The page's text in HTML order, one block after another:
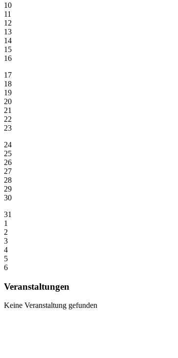
10
11
12
13
14
15
16
17
18
19
20
21
22
23
24
25
26
27
28
29
30
31
1
2
3
4
5
6
Veranstaltungen
Keine Veranstaltung gefunden